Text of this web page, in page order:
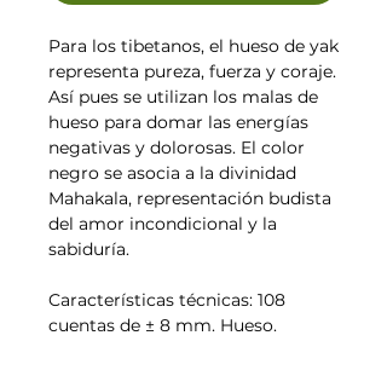
Para los tibetanos, el hueso de yak
representa pureza, fuerza y coraje.
Así pues se utilizan los malas de
hueso para domar las energías
negativas y dolorosas. El color
negro se asocia a la divinidad
Mahakala, representación budista
del amor incondicional y la
sabiduría.
Características técnicas: 108
cuentas de ± 8 mm. Hueso.